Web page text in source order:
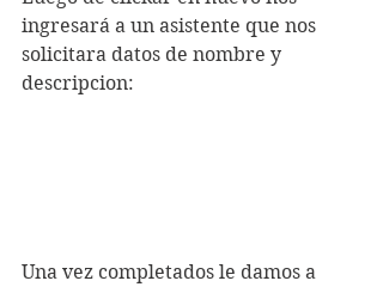
ingresará a un asistente que nos
solicitara datos de nombre y
descripcion:
Una vez completados le damos a